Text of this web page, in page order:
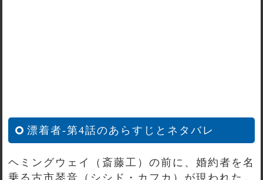
漂着者-第4話のあらすじとネタバレ
ヘミングウェイ（斎藤工）の前に、婚約者を名
乗る古市琴音（シシド・カフカ）が現われた。